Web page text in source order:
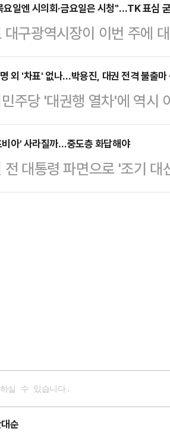
다는 지적이다.5일 정치권
밤 페이스북을 통해 한동훈
언을 했다…
리할 수밖에 없다. 다만 정
이번 대선의 조건이 국민
따르면, 국민의힘은 6일
전환 등에 관한 총의를 모
곧바로 대선 후보 선출을
…
요일엔 시의회·금요일은 시청"…TK 표심
대구광역시장이 이번 주에
한 뒤 상경(上京)한다고 밝
표심을 견고히 다지고 올
사표를 던진 셈이라는 해석
요일은 그동안 시정을 감
, 금요일은 그동안 같이 일
인사를 할 예정"이라며
를 타고 …
외 '차표' 없나…박용진, 대권 전격 불출마
주당 '대권행 열차'에 역시
이재명)계 유력 대권주자
대권 불출마 선언을 했다
선에 출마하지 않겠다"며 "
후보가 아닌 평당원으로서
비아' 사라질까…중도층 화답해야
전 대통령 파면으로 '조기
가 차기 대권을 잡을 후보로
순